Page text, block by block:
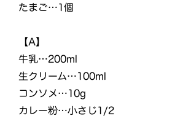
たまご…1個
【A】
牛乳…200ml
生クリーム…100ml
コンソメ…10g
カレー粉…小さじ1/2